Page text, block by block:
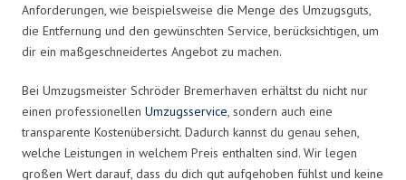
Anforderungen, wie beispielsweise die Menge des Umzugsguts,
die Entfernung und den gewünschten Service, berücksichtigen, um
dir ein maßgeschneidertes Angebot zu machen.
Bei Umzugsmeister Schröder Bremerhaven erhältst du nicht nur
einen professionellen Umzugsservice, sondern auch eine
transparente Kostenübersicht. Dadurch kannst du genau sehen,
welche Leistungen in welchem Preis enthalten sind. Wir legen
großen Wert darauf, dass du dich gut aufgehoben fühlst und keine